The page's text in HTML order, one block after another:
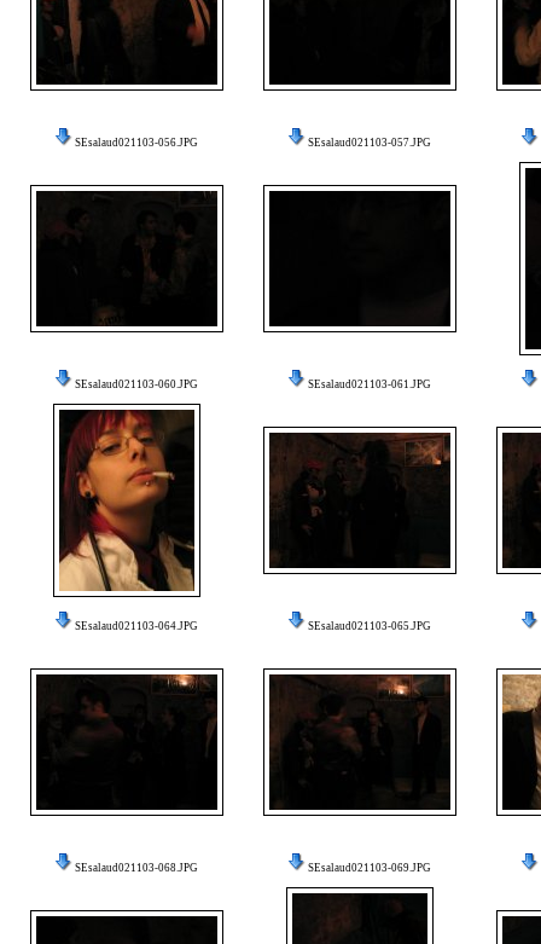
SEsalaud021103-056.JPG SEsalaud021103-057.JPG
SEsalaud021103-060.JPG SEsalaud021103-061.JPG
SEsalaud021103-064.JPG SEsalaud021103-065.JPG
SEsalaud021103-068.JPG SEsalaud021103-069.JPG